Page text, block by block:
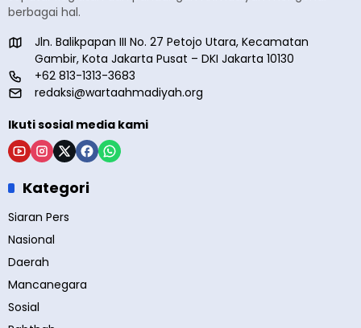
berbagai hal.
Jln. Balikpapan III No. 27 Petojo Utara, Kecamatan
Gambir, Kota Jakarta Pusat – DKI Jakarta 10130
+62 813-1313-3683
redaksi@wartaahmadiyah.org
Ikuti sosial media kami
Kategori
Siaran Pers
Nasional
Daerah
Mancanegara
Sosial